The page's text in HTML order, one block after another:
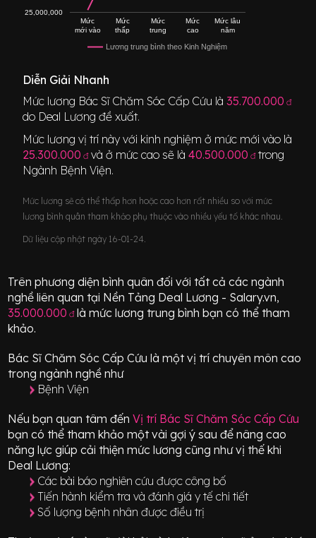
Lương trung bình theo Kinh Nghiệm
Mức
mới vào
Mức
thấp
Mức
trung
Mức
cao
Mức lâu
năm
25,000,000
Diễn Giải Nhanh
Mức lương Bác Sĩ Chăm Sóc Cấp Cứu là35.700.000 đ
do Deal Lương đề xuất.
Mức lương vị trí này với kinh nghiệm ở mức mới vào là
25.300.000 đ và ở mức cao sẽ là40.500.000 đ trong
Ngành Bệnh Viện.
Mức lương sẽ có thể thấp hơn hoặc cao hơn rất nhiều so với mức
lương bình quân tham khảo phụ thuộc vào nhiều yếu tố khác nhau.
Dữ liệu cập nhật ngày 16-01-24.
Trên phương diện bình quân đối với tất cả các ngành
nghề liên quan tại Nền Tảng Deal Lương - Salary.vn,
35.000.000 đlà mức lương trung bình bạn có thể tham
khảo.
Bác Sĩ Chăm Sóc Cấp Cứu là một vị tríchuyên môn cao
trong ngành nghề như
Bệnh Viện
Nếu bạn quan tâm đến Vị trí Bác Sĩ Chăm Sóc Cấp Cứu
bạn có thể tham khảo một vài gợi ý sau để nâng cao
năng lực giúp cải thiện mức lương cũng như vị thế khi
Deal Lương:
Các bài báo nghiên cứu được công bố
Tiến hành kiểm tra và đánh giá y tế chi tiết
Số lượng bệnh nhân được điều trị